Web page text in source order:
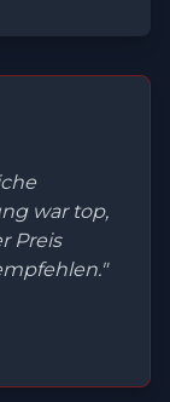
war top,
Preis